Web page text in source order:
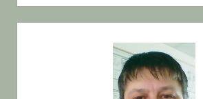
Serializzare
e
deserializzare